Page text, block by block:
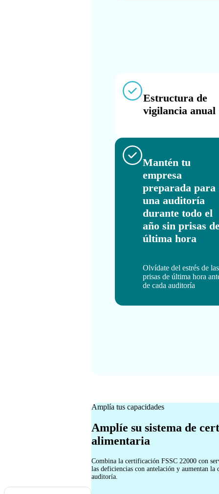
Estructura de
vigilancia anual
Mantén tu
empresa
preparada para
una auditoría
durante todo el
año sin prisas
última hora
Olvídate del estrés de las
prisas de última hora
de cada auditoría
Amplía tus capacidades
Amplíe su sistema de
alimentaria
Combina la certificación FSSC 22000 con
las deficiencias con antelación y aumentan la
auditoría.